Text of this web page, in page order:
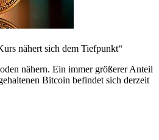
nähert sich dem Tiefpunkt“
nähern. Ein immer größerer Anteil
Bitcoin befindet sich derzeit